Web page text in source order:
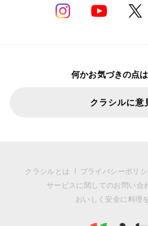
何かお気づきの点
クラシルに意
クラシルとは プライバシーポリ
サービスに関してのお問い合
おいしく安全に料理